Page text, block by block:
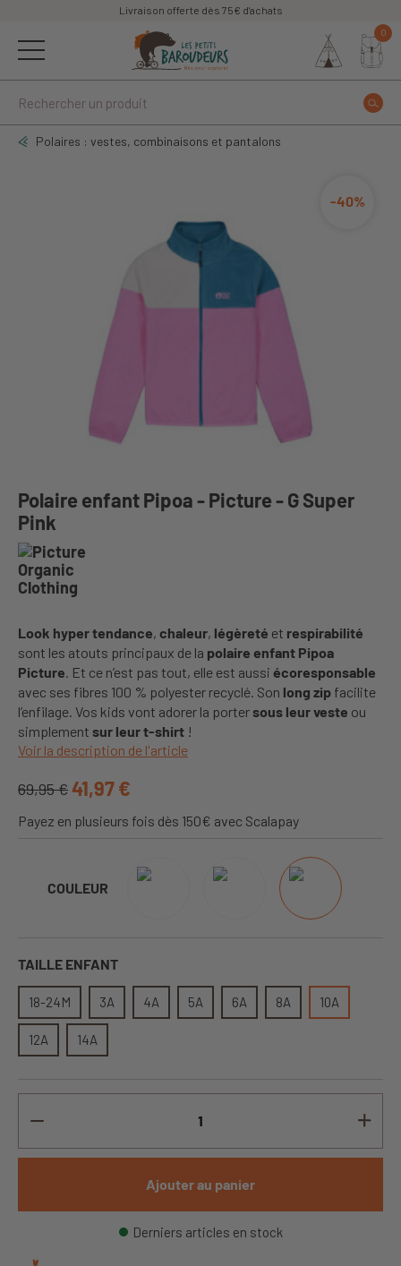
Livraison offerte dès 75€ d'achats
0
Polaires : vestes, combinaisons et pantalons
-40%
Polaire enfant Pipoa - Picture - G Super
Pink
Look hyper tendance, chaleur, légèreté et respirabilité
sont les atouts principaux de la polaire enfant Pipoa
Picture. Et ce n’est pas tout, elle est aussi écoresponsable
avec ses fibres 100 % polyester recyclé. Son long zip facilite
l’enfilage. Vos kids vont adorer la portersous leur veste ou
simplement sur leur t-shirt !
Voir la description de l'article
69,95 €41,97 €
Payez en plusieurs fois dès 150€ avec Scalapay
COULEUR
TAILLE ENFANT
18-24M 3A 4A 5A 6A 8A 10A
12A 14A
Ajouter au panier
Derniers articles en stock